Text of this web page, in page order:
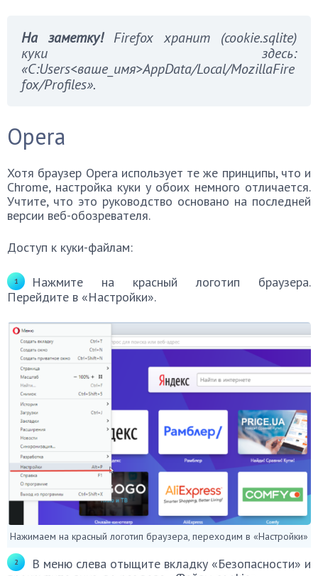
На заметку!Firefox хранит (cookie.sqlite)
куки здесь:
«C:Users<ваше_имя>AppData/Local/MozillaFire
fox/Profiles».
Opera
Хотя браузер Opera использует те же принципы, что и
Chrome, настройка куки у обоих немного отличается.
Учтите, что это руководство основано на последней
версии веб-обозревателя.
Доступ к куки-файлам:
Нажмите на красный логотип браузера.
Перейдите в «Настройки».
Нажимаем на красный логотип браузера, переходим в «Настройки»
В меню слева отыщите вкладку «Безопасности» и